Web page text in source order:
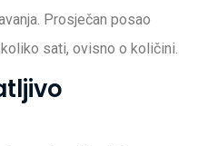
Prosječan posao
sati, ovisno o količini.